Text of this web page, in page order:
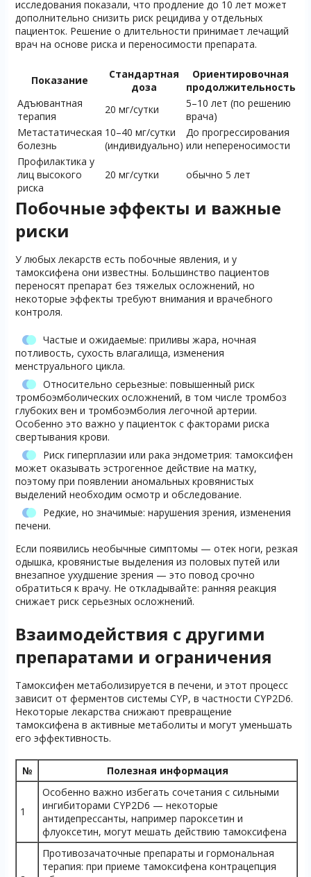
исследования показали, что продление до 10 лет может
дополнительно снизить риск рецидива у отдельных
пациенток. Решение о длительности принимает лечащий
врач на основе риска и переносимости препарата.
Показание
Стандартная
доза
Ориентировочная
продолжительность
Адъювантная
терапия
20 мг/сутки
5–10 лет (по решению
врача)
Метастатическая
болезнь
10–40 мг/сутки
(индивидуально)
До прогрессирования
или непереносимости
Профилактика у
лиц высокого
риска
20 мг/сутки обычно 5 лет
Побочные эффекты и важные
риски
У любых лекарств есть побочные явления, и у
тамоксифена они известны. Большинство пациентов
переносят препарат без тяжелых осложнений, но
некоторые эффекты требуют внимания и врачебного
контроля.
Частые и ожидаемые: приливы жара, ночная
потливость, сухость влагалища, изменения
менструального цикла.
Относительно серьезные: повышенный риск
тромбоэмболических осложнений, в том числе тромбоз
глубоких вен и тромбоэмболия легочной артерии.
Особенно это важно у пациенток с факторами риска
свертывания крови.
Риск гиперплазии или рака эндометрия: тамоксифен
может оказывать эстрогенное действие на матку,
поэтому при появлении аномальных кровянистых
выделений необходим осмотр и обследование.
Редкие, но значимые: нарушения зрения, изменения
печени.
Если появились необычные симптомы — отек ноги, резкая
одышка, кровянистые выделения из половых путей или
внезапное ухудшение зрения — это повод срочно
обратиться к врачу. Не откладывайте: ранняя реакция
снижает риск серьезных осложнений.
Взаимодействия с другими
препаратами и ограничения
Тамоксифен метаболизируется в печени, и этот процесс
зависит от ферментов системы CYP, в частности CYP2D6.
Некоторые лекарства снижают превращение
тамоксифена в активные метаболиты и могут уменьшать
его эффективность.
№ Полезная информация
1
Особенно важно избегать сочетания с сильными
ингибиторами CYP2D6 — некоторые
антидепрессанты, например пароксетин и
флуоксетин, могут мешать действию тамоксифена
Противозачаточные препараты и гормональная
терапия: при приеме тамоксифена контрацепция